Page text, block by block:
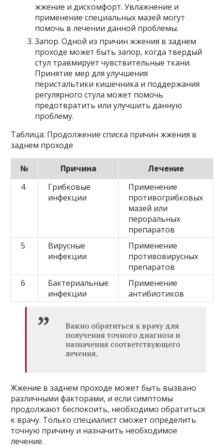
жжение и дискомфорт. Увлажнение и
применение специальных мазей могут
помочь в лечении данной проблемы.
Запор. Одной из причин жжения в заднем
проходе может быть запор, когда твердый
стул травмирует чувствительные ткани.
Принятие мер для улучшения
перистальтики кишечника и поддержания
регулярного стула может помочь
предотвратить или улучшить данную
проблему.
Таблица: Продолжение списка причин жжения в
заднем проходе
№ Причина
Лечение
4
Грибковые
инфекции
Применение
противогрибковых
мазей или
пероральных
препаратов
5
Вирусные
инфекции
Применение
противовирусных
препаратов
6
Бактериальные
инфекции
Применение
антибиотиков
Важно обратиться к врачу для
получения точного диагноза и
назначения соответствующего
лечения.
Жжение в заднем проходе может быть вызвано
различными факторами, и если симптомы
продолжают беспокоить, необходимо обратиться
к врачу. Только специалист сможет определить
точную причину и назначить необходимое
лечение.